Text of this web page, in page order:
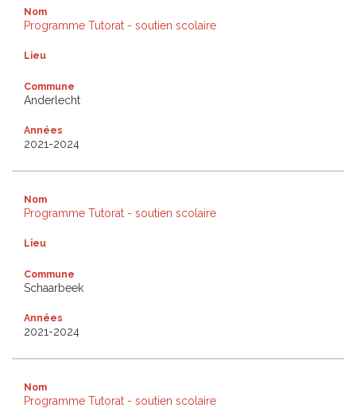
Nom
Programme Tutorat - soutien scolaire
Lieu
Commune
Anderlecht
Années
2021-2024
Nom
Programme Tutorat - soutien scolaire
Lieu
Commune
Schaarbeek
Années
2021-2024
Nom
Programme Tutorat - soutien scolaire